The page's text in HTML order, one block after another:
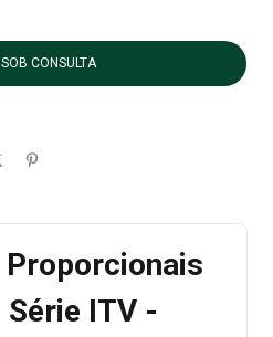
ITV -